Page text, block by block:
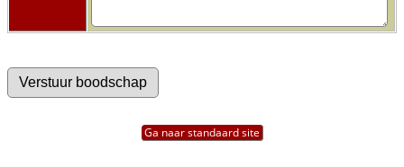
Ga naar standaard site